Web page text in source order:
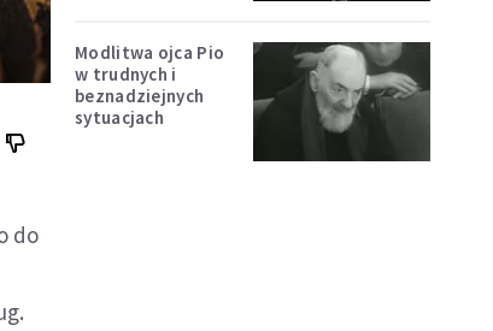
do
Modlitwa ojca Pio
w trudnych i
beznadziejnych
sytuacjach